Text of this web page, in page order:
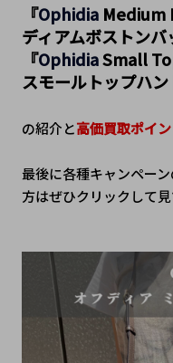
『Ophidia Medium
ディアムボストンバ
『Ophidia Small
スモールトップハ
の紹介と高価買取ポイ
最後に各種キャンペー
方はぜひクリックして見